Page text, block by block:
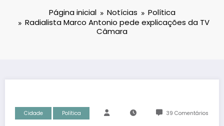
Página inicial Notícias
Política
Radialista Marco Antonio pede explicações da TV
Câmara
Cidade Política 39 Comentários